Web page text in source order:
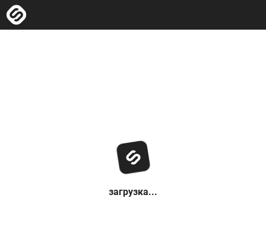
загрузка...